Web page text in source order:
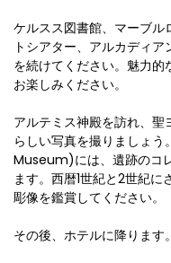
ケルスス図書館、マーブル
トシアター、アルカディ
を続けてください。魅力
お楽しみください。
アルテミス神殿を訪れ、
らしい写真を撮りましょ
Museum)には、遺跡のコ
ます。西暦1世紀と2世紀
彫像を鑑賞してください。
その後、ホテルに降ります。